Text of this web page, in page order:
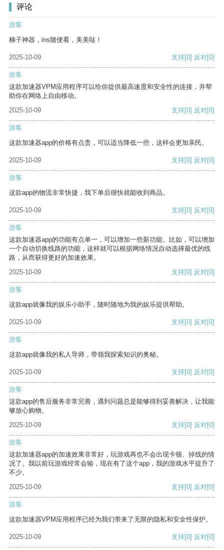
评论
游客
梯子神器，ins随便看，美美哒！
2025-10-09 支持[0] 反对[0]
游客
这款加速器VPM应用程序可以给你提供最高速度和安全性的连接，并帮
助你在网络上自由移动。
2025-10-09
支持[0] 反对[0]
游客
这款加速器app的价格有点贵，可以适当降低一些，这样会更加亲民。
2025-10-09 支持[0] 反对[0]
游客
这款app的物流非常快捷，我下单后很快就能收到商品。
2025-10-09 支持[0] 反对[0]
游客
这款加速器app的功能有点单一，可以增加一些新功能。比如，可以增加
一个自动切换线路的功能，这样就可以根据网络情况自动选择最优的线
路，从而获得更好的加速效果。
2025-10-09
支持[0] 反对[0]
游客
这款app就像我的娱乐小助手，随时随地为我的娱乐提供帮助。
2025-10-09 支持[0] 反对[0]
游客
这款app就像我的私人导师，带领我探索知识的奥秘。
2025-10-09 支持[0] 反对[0]
游客
这款app的售后服务非常完善，遇到问题总是能够得到妥善解决，让我能
够放心购物。
2025-10-09
支持[0] 反对[0]
游客
这款加速器app的加速效果非常好，玩游戏再也不会出现卡顿、掉线的情
况了。我以前玩游戏经常会输，现在有了这个app，我的游戏水平提升了
不少。
2025-10-09
支持[0] 反对[0]
游客
这款加速器VPM应用程序已经为我们带来了无限的隐私和安全性保护。
2025-10-09 支持[0] 反对[0]